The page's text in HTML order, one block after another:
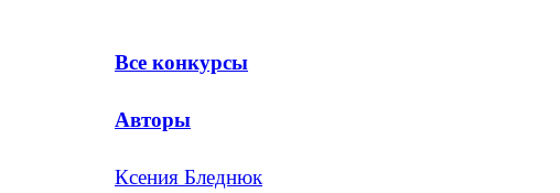
Все конкурсы
Авторы
Ксения Бледнюк